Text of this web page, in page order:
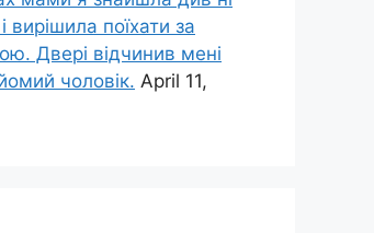
вирішила поїхати за
Двері відчинив мені
чоловік. April 11,